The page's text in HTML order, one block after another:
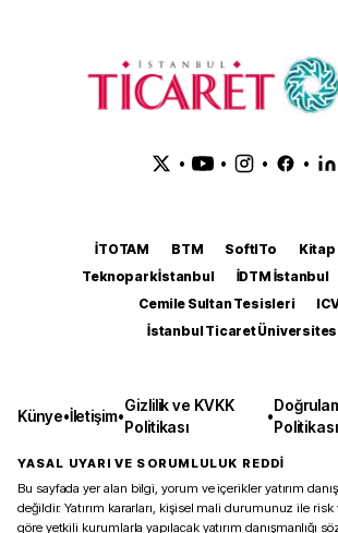
• • • •
İTOTAM BTM SoftITo
Teknopark İstanbul
İDTM İstanbul
Cemile Sultan Tesisleri
İstanbul Ticaret
Künye•İletişim•
Gizlilik ve KVKK
Politikası
•
Politikası
YASAL UYARI VE SORUMLULUK REDDİ
Bu sayfada yer alan bilgi, yorum ve içerikler yatırım
değildir. Yatırım kararları, kişisel mali durumunuz ile
göre yetkili kurumlarla yapılacak yatırım danışmanlığı